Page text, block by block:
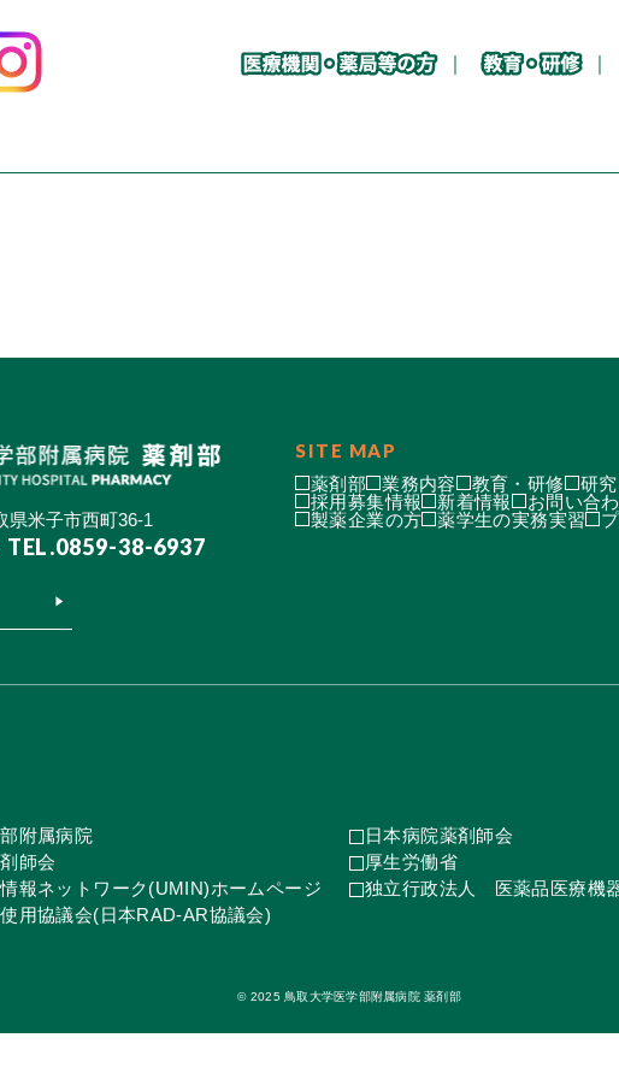
県米子市西町36-1
TEL.0859-38-6937
SITE MAP
薬剤部 業務内容 教育・研修 研
採用募集情報
新着情報 お問い合
製薬企業の方
薬学生の実務実習
附属病院
日本病院薬剤師会
師会
厚生労働省
報ネットワーク(UMIN)ホームページ
独立行政法人 医薬品医療機
用協議会(日本RAD-AR協議会)
© 2025 鳥取大学医学部附属病院 薬剤部